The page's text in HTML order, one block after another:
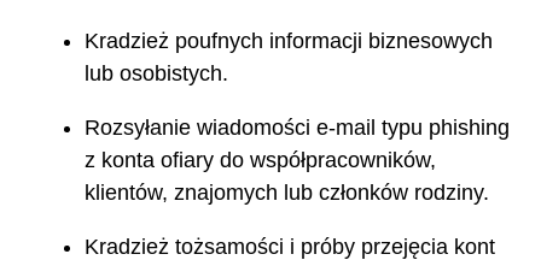
Kradzież poufnych informacji biznesowych
lub osobistych.
Rozsyłanie wiadomości e-mail typu phishing
z konta ofiary do współpracowników,
klientów, znajomych lub członków rodziny.
Kradzież tożsamości i próby przejęcia kont